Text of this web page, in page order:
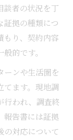
談者の状況を丁
証拠の種類につ
もり、契約内容
的です。
ーンや生活圏を
てます。現地調
行われ、調査終
報告書には証拠
の対応について